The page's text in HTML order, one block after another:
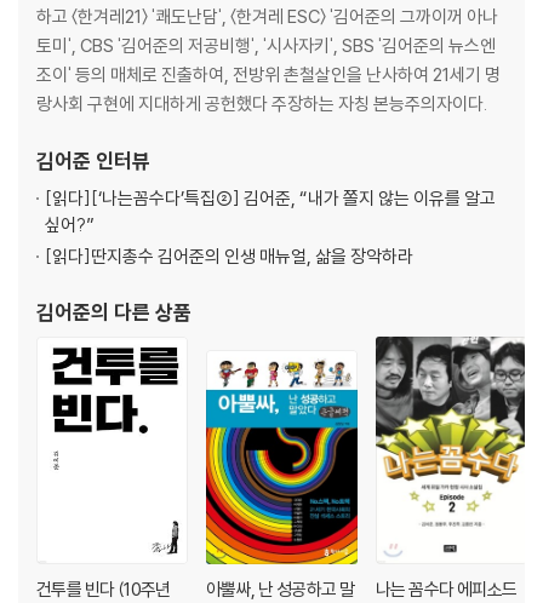
|마사 스튜어트 | 협박과 회유 | 삼성≠이건희
4장 _ 정치는 연애다
최초의 비명 | 심상정의 반역 | 콜래트럴 데미지 | 죄의식 마케팅 | 대남용
|코리아디스카운트 | 2,072달러와 84달러 | 순정 진보와 월드컵 | 단독자
| 혼잣말, 하다 | 심상정
|이정희 | 노회찬 | 에드먼드 버크 | ‘영삼’과 3당 합당 | 그 외 양반들
한나라당 | 아수라장 | 박근혜, 과거다 | 효도와 제사 | 밥상머리 세계관 |
사과, 않다 | 진짜 위험하다 |비련의 개인사 | 불쏘시개들
6장 _ 가능, 하다
조또 어려운 문제다 | 나는 꼼수다 | 지금. 당장. 나우 | 유시민과 국민참여
당 | 사람, 문재인
하고 〈한겨레21〉 '쾌도난담', 〈한겨레 ESC〉 '김어준의 그까이꺼 아나
토미', CBS '김어준의 저공비행', '시사자키', SBS '김어준의 뉴스엔
조이' 등의 매체로 진출하여, 전방위 촌철살인을 난사하여 21세기 명
랑사회 구현에 지대하게 공헌했다 주장하는 자칭 본능주의자이다.
김어준 인터뷰
[읽다][‘나는꼼수다’특집②] 김어준, “내가 쫄지 않는 이유를 알고
싶어?”
[읽다]딴지총수 김어준의 인생 매뉴얼, 삶을 장악하라
김어준의 다른 상품
건투를 빈다 (10주년
아뿔싸, 난 성공하고 말
나는 꼼수다 에피소드